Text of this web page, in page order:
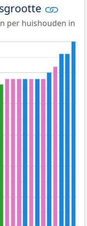
per huishouden in